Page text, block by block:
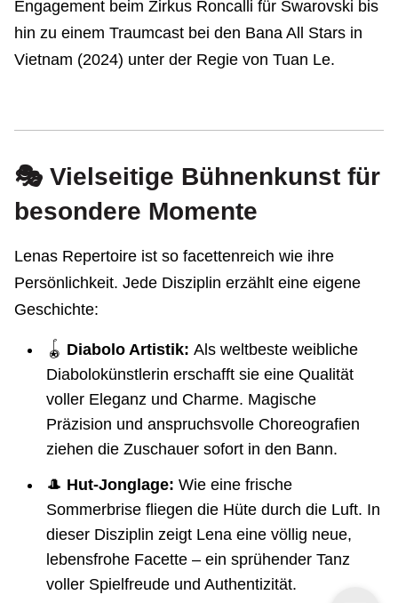
Engagement beim Zirkus Roncalli für Swarovski bis
hin zu einem Traumcast bei den Bana All Stars in
Vietnam (2024) unter der Regie von Tuan Le.
🎭 Vielseitige Bühnenkunst für
besondere Momente
Lenas Repertoire ist so facettenreich wie ihre
Persönlichkeit. Jede Disziplin erzählt eine eigene
Geschichte:
🪀 Diabolo Artistik: Als weltbeste weibliche
Diabolokünstlerin erschafft sie eine Qualität
voller Eleganz und Charme. Magische
Präzision und anspruchsvolle Choreografien
ziehen die Zuschauer sofort in den Bann.
🎩 Hut-Jonglage: Wie eine frische
Sommerbrise fliegen die Hüte durch die Luft. In
dieser Disziplin zeigt Lena eine völlig neue,
lebensfrohe Facette – ein sprühender Tanz
voller Spielfreude und Authentizität.